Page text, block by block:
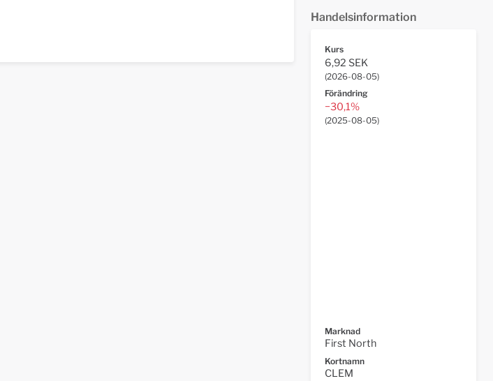
Handelsinformation
Kurs
6,92 SEK
(2026-08-05)
Förändring
−30,1%
(2025-08-05)
Marknad
First North
Kortnamn
CLEM